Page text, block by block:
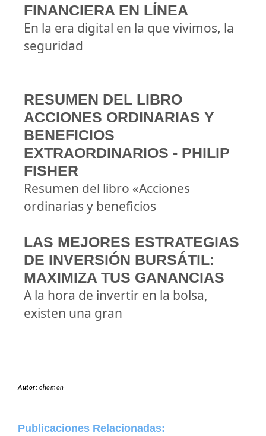
FINANCIERA EN LÍNEA
En la era digital en la que vivimos, la
seguridad
RESUMEN DEL LIBRO
ACCIONES ORDINARIAS Y
BENEFICIOS
EXTRAORDINARIOS - PHILIP
FISHER
Resumen del libro «Acciones
ordinarias y beneficios
LAS MEJORES ESTRATEGIAS
DE INVERSIÓN BURSÁTIL:
MAXIMIZA TUS GANANCIAS
A la hora de invertir en la bolsa,
existen una gran
Autor:chomon
Publicaciones Relacionadas: